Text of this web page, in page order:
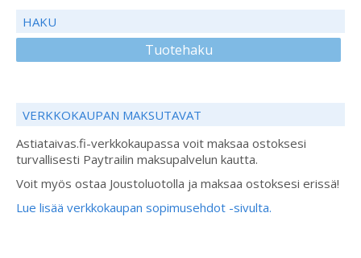
HAKU
Tuotehaku
VERKKOKAUPAN MAKSUTAVAT
Astiataivas.fi-verkkokaupassa voit maksaa ostoksesi
turvallisesti Paytrailin maksupalvelun kautta.
Voit myös ostaa Joustoluotolla ja maksaa ostoksesi erissä!
Lue lisää verkkokaupan sopimusehdot -sivulta.